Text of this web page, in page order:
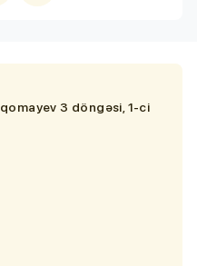
3 döngəsi, 1-ci